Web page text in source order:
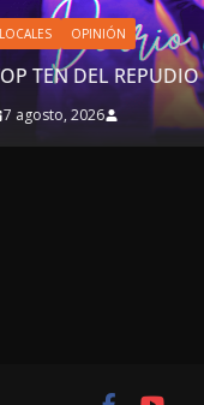
OPINIÓN
REPUDIO